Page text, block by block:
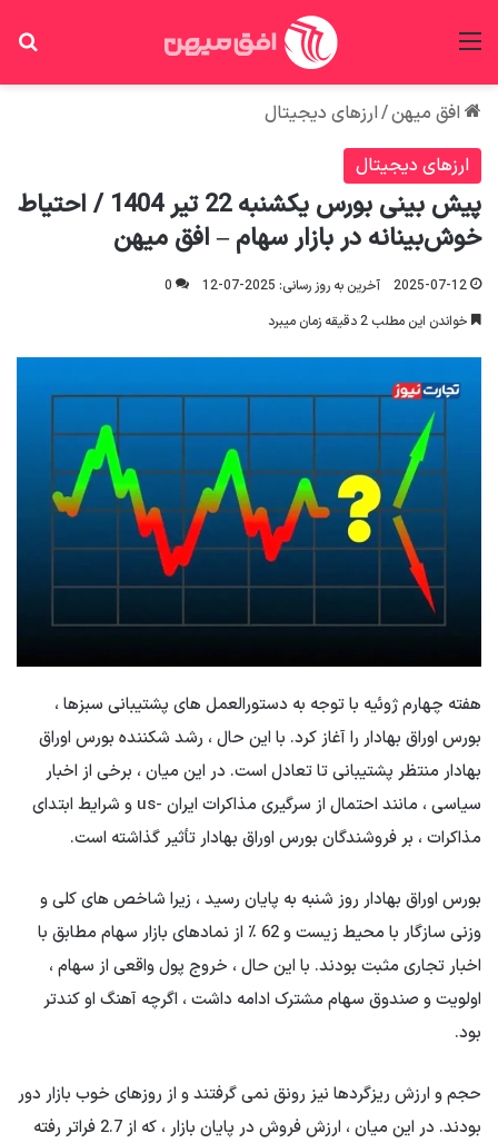
افق میهن/ارزهای دیجیتال
ارزهای دیجیتال
پیش بینی بورس یکشنبه 22 تیر 1404 / احتیاط
خوش‌بینانه در بازار سهام – افق میهن
2025-07-12 آخرین به روز رسانی: 2025-07-12
0
خواندن این مطلب 2 دقیقه زمان میبرد
هفته چهارم ژوئیه با توجه به دستورالعمل های پشتیبانی سبزها ،
بورس اوراق بهادار را آغاز کرد. با این حال ، رشد شکننده بورس اوراق
بهادار منتظر پشتیبانی تا تعادل است. در این میان ، برخی از اخبار
سیاسی ، مانند احتمال از سرگیری مذاکرات ایران -us و شرایط ابتدای
مذاکرات ، بر فروشندگان بورس اوراق بهادار تأثیر گذاشته است.
بورس اوراق بهادار روز شنبه به پایان رسید ، زیرا شاخص های کلی و
وزنی سازگار با محیط زیست و 62 ٪ از نمادهای بازار سهام مطابق با
اخبار تجاری مثبت بودند. با این حال ، خروج پول واقعی از سهام ،
اولویت و صندوق سهام مشترک ادامه داشت ، اگرچه آهنگ او کندتر
بود.
حجم و ارزش ریزگردها نیز رونق نمی گرفتند و از روزهای خوب بازار دور
بودند. در این میان ، ارزش فروش در پایان بازار ، که از 2.7 فراتر رفته